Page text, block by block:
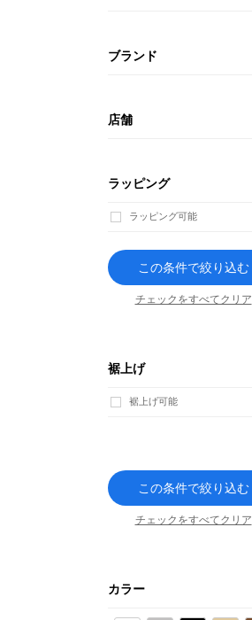
ブランド
店舗
ラッピング
ラッピング可能
この条件で絞り込む
チェックをすべてクリア
裾上げ
裾上げ可能
この条件で絞り込む
チェックをすべてクリア
カラー